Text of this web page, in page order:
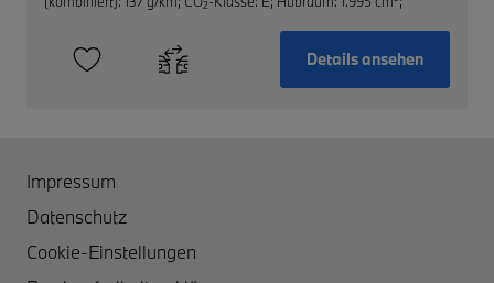
2
Details ansehen
Impressum
Datenschutz
Cookie-Einstellungen